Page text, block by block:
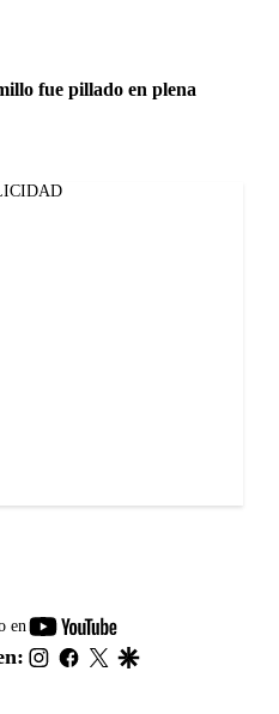
fue pillado en plena
en
youtube-
footer
instagram
facebook
twitter